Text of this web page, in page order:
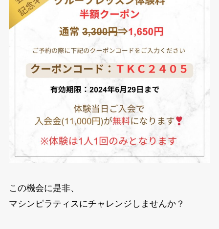
この機会に是非、
マシンピラティスにチャレンジしませんか？